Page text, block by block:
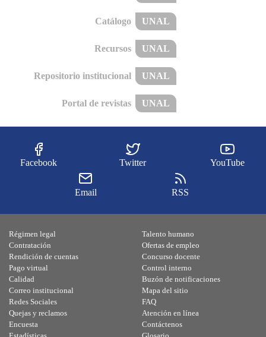
Catálogo UNAL
Recursos UNAL
Repositorio institucional UNAL
Portal de revistas UNAL
Facebook Twitter YouTube
Email RSS
Régimen legal
Contratación
Rendición de cuentas
Pago virtual
Calidad
Talento humano
Ofertas de empleo
Concurso docente
Control interno
Buzón de notificaciones
Correo institucional
Redes Sociales
Quejas y reclamos
Encuesta
Mapa del sitio
FAQ
Atención en línea
Contáctenos